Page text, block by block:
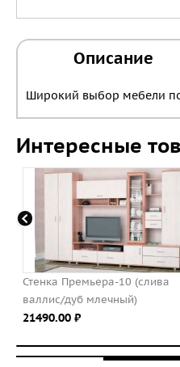
Описание
Широкий выбор мебели
Интересные
Стенка Премьера-10 (слива
валлис/дуб млечный)
21490.00 ⃏